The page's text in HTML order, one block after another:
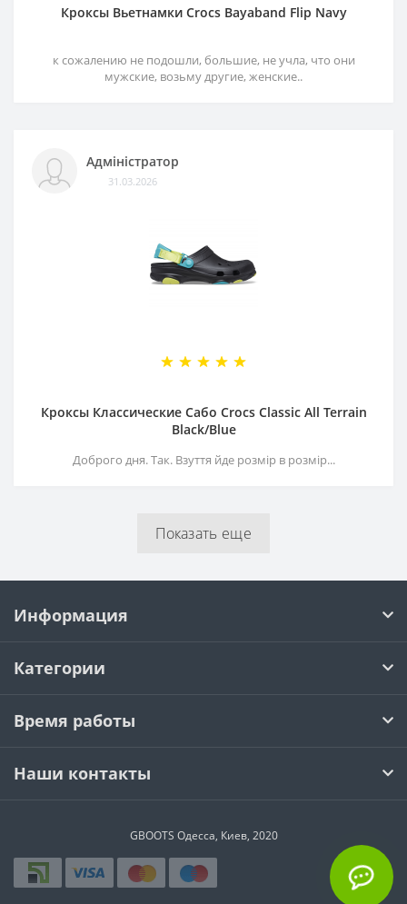
Кроксы Вьетнамки Crocs Bayaband Flip Navy
к сожалению не подошли, большие, не учла, что они
мужские, возьму другие, женские..
Адміністратор
31.03.2026
Кроксы Классические Сабо Crocs Classiс All Terrain
Black/Blue
Доброго дня. Так. Взуття йде розмір в розмір...
Показать еще
Информация
Категории
Время работы
Наши контакты
GBOOTS Одесса, Киев, 2020